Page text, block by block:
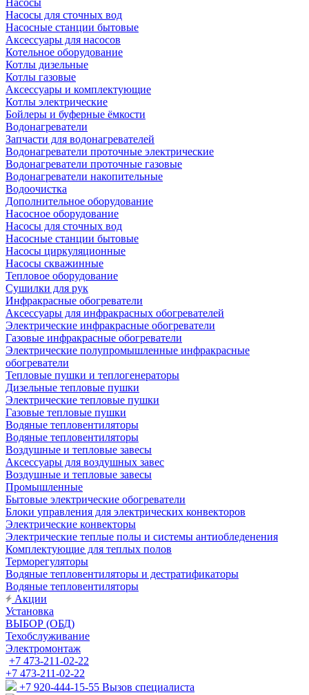
Насосы
Насосы для сточных вод
Насосные станции бытовые
Аксессуары для насосов
Котельное оборудование
Котлы дизельные
Котлы газовые
Аксессуары и комплектующие
Котлы электрические
Бойлеры и буферные ёмкости
Водонагреватели
Запчасти для водонагревателей
Водонагреватели проточные электрические
Водонагреватели проточные газовые
Водонагреватели накопительные
Водоочистка
Дополнительное оборудование
Насосное оборудование
Насосы для сточных вод
Насосные станции бытовые
Насосы циркуляционные
Насосы скважинные
Тепловое оборудование
Сушилки для рук
Инфракрасные обогреватели
Аксессуары для инфракрасных обогревателей
Электрические инфракрасные обогреватели
Газовые инфракрасные обогреватели
Электрические полупромышленные инфракрасные
обогреватели
Тепловые пушки и теплогенераторы
Дизельные тепловые пушки
Электрические тепловые пушки
Газовые тепловые пушки
Водяные тепловентиляторы
Водяные тепловентиляторы
Воздушные и тепловые завесы
Аксессуары для воздушных завес
Воздушные и тепловые завесы
Промышленные
Бытовые электрические обогреватели
Блоки управления для электрических конвекторов
Электрические конвекторы
Электрические теплые полы и системы антиобледенения
Комплектующие для теплых полов
Терморегуляторы
Водяные тепловентиляторы и дестратификаторы
Водяные тепловентиляторы
Акции
Установка
ВЫБОР (ОБД)
Техобслуживание
Электромонтаж
+7 473-211-02-22
+7 473-211-02-22
+7 920-444-15-55 Вызов специалиста